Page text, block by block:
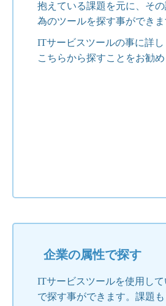
抱えている課題を元に、そ
為のツールを探す事ができま
ITサービスツールの事に詳し
こちらから探すことをお勧め
企業の属性で探す
ITサービスツールを使用し
で探す事ができます。課題